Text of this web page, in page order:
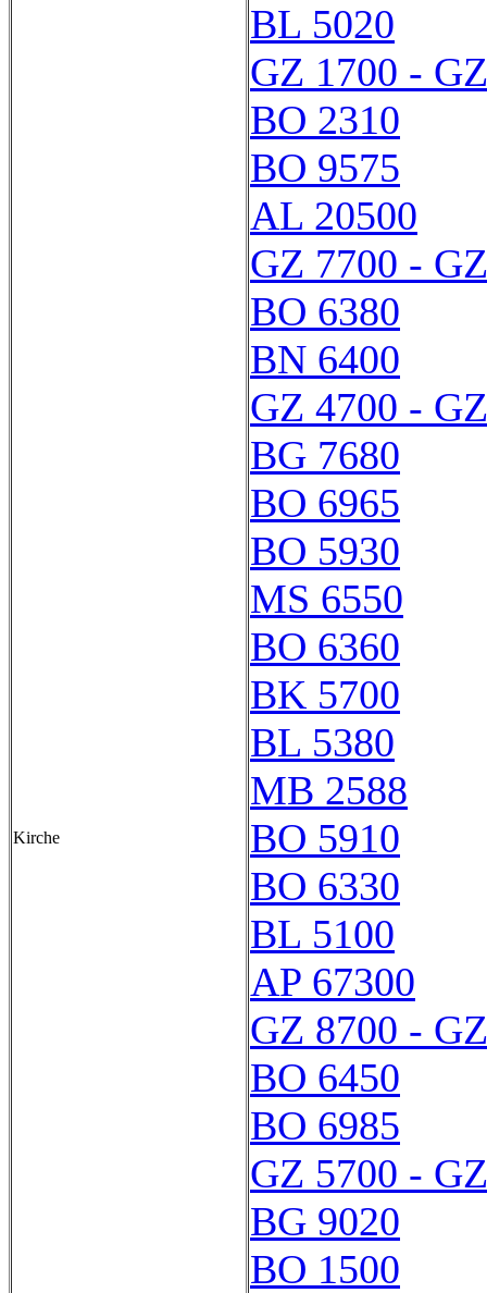
Kirche
BL 5020
GZ 1700 -
BO 2310
BO 9575
AL 20500
GZ 7700 -
BO 6380
BN 6400
GZ 4700 -
BG 7680
BO 6965
BO 5930
MS 6550
BO 6360
BK 5700
BL 5380
MB 2588
BO 5910
BO 6330
BL 5100
AP 67300
GZ 8700 -
BO 6450
BO 6985
GZ 5700 -
BG 9020
BO 1500